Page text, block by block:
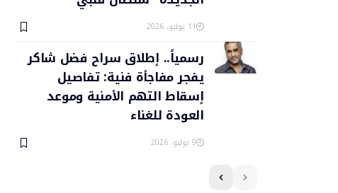
11 يوليو، 2026
رسمياً.. إطلاق سراح فضل شاكر
يفجر مفاجأة فنية: تفاصيل
إسقاط التهم الأمنية وموعد
العودة للغناء
9 يوليو، 2026